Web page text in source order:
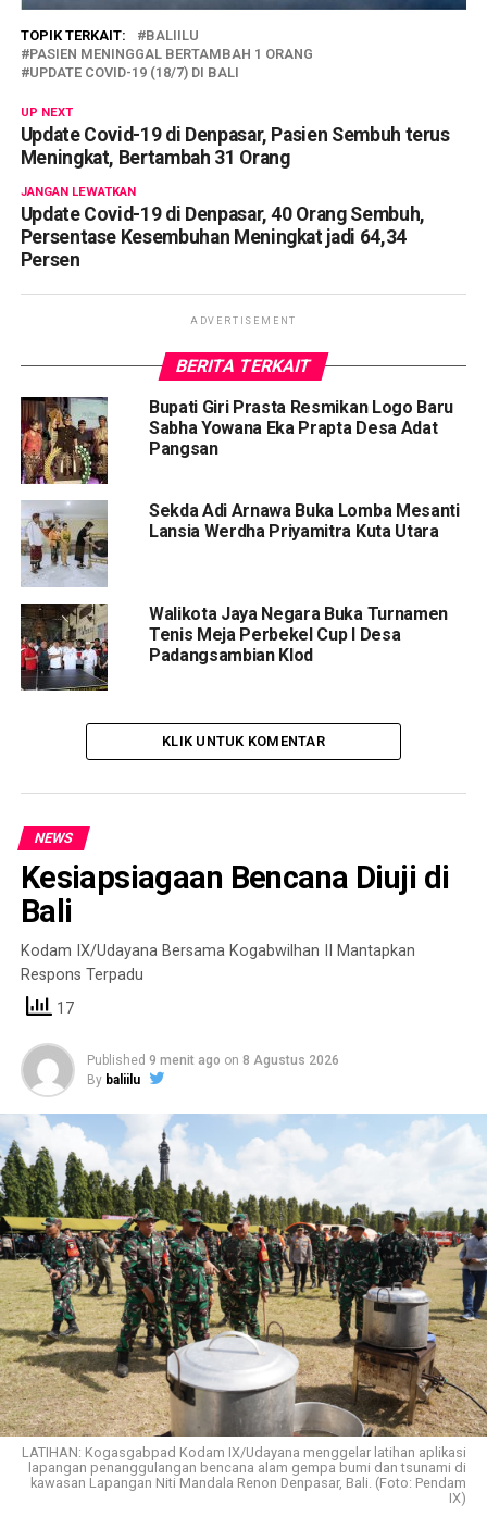
TOPIK TERKAIT:
BALIILU
PASIEN MENINGGAL BERTAMBAH 1 ORANG
UPDATE COVID-19 (18/7) DI BALI
UP NEXT
Update Covid-19 di Denpasar, Pasien Sembuh terus
Meningkat, Bertambah 31 Orang
JANGAN LEWATKAN
Update Covid-19 di Denpasar, 40 Orang Sembuh,
Persentase Kesembuhan Meningkat jadi 64,34
Persen
ADVERTISEMENT
BERITA TERKAIT
Bupati Giri Prasta Resmikan Logo Baru
Sabha Yowana Eka Prapta Desa Adat
Pangsan
Sekda Adi Arnawa Buka Lomba Mesanti
Lansia Werdha Priyamitra Kuta Utara
Walikota Jaya Negara Buka Turnamen
Tenis Meja Perbekel Cup I Desa
Padangsambian Klod
KLIK UNTUK KOMENTAR
NEWS
Kesiapsiagaan Bencana Diuji di
Bali
Kodam IX/Udayana Bersama Kogabwilhan II Mantapkan
Respons Terpadu
17
Published 9 menit ago on 8 Agustus 2026
By baliilu
LATIHAN: Kogasgabpad Kodam IX/Udayana menggelar latihan aplikasi
lapangan penanggulangan bencana alam gempa bumi dan tsunami di
kawasan Lapangan Niti Mandala Renon Denpasar, Bali. (Foto: Pendam
IX)